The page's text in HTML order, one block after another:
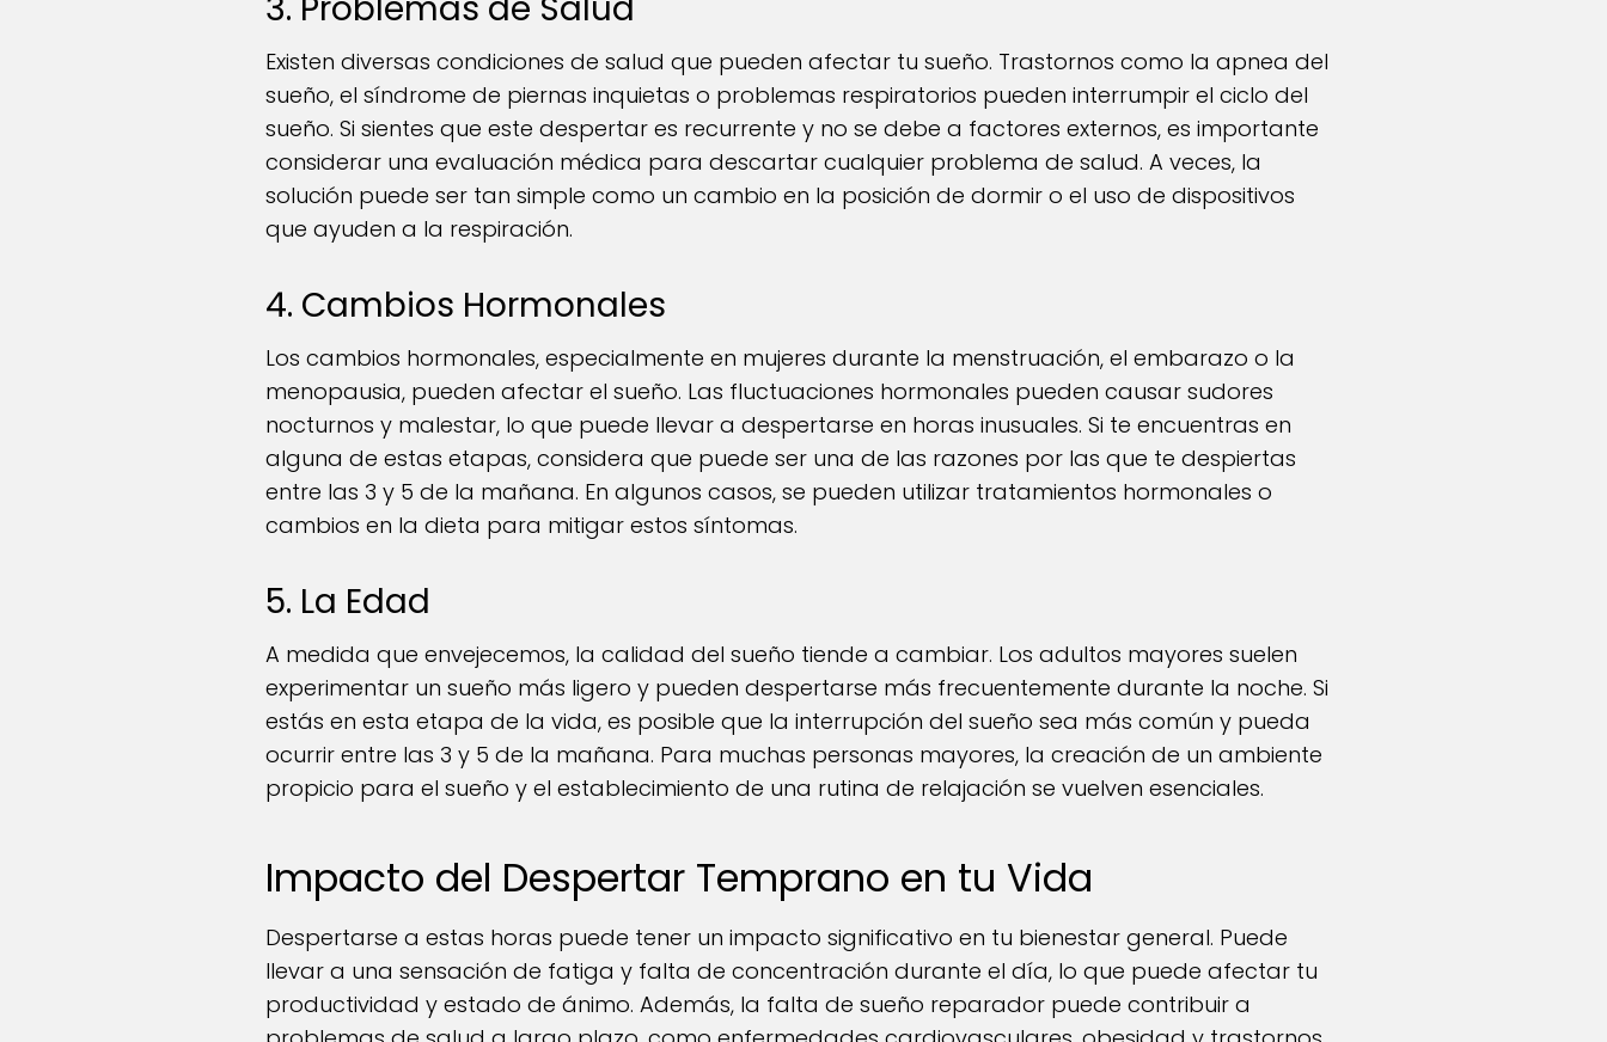
Existen diversas condiciones de salud que pueden afectar tu sueño. Trastornos como la apnea del
sueño, el síndrome de piernas inquietas o problemas respiratorios pueden interrumpir el ciclo del
sueño. Si sientes que este despertar es recurrente y no se debe a factores externos, es importante
considerar una evaluación médica para descartar cualquier problema de salud. A veces, la
solución puede ser tan simple como un cambio en la posición de dormir o el uso de dispositivos
que ayuden a la respiración.
4. Cambios Hormonales
Los cambios hormonales, especialmente en mujeres durante la menstruación, el embarazo o la
menopausia, pueden afectar el sueño. Las fluctuaciones hormonales pueden causar sudores
nocturnos y malestar, lo que puede llevar a despertarse en horas inusuales. Si te encuentras en
alguna de estas etapas, considera que puede ser una de las razones por las que te despiertas
entre las 3 y 5 de la mañana. En algunos casos, se pueden utilizar tratamientos hormonales o
cambios en la dieta para mitigar estos síntomas.
5. La Edad
A medida que envejecemos, la calidad del sueño tiende a cambiar. Los adultos mayores suelen
experimentar un sueño más ligero y pueden despertarse más frecuentemente durante la noche. Si
estás en esta etapa de la vida, es posible que la interrupción del sueño sea más común y pueda
ocurrir entre las 3 y 5 de la mañana. Para muchas personas mayores, la creación de un ambiente
propicio para el sueño y el establecimiento de una rutina de relajación se vuelven esenciales.
Impacto del Despertar Temprano en tu Vida
Despertarse a estas horas puede tener un impacto significativo en tu bienestar general. Puede
llevar a una sensación de fatiga y falta de concentración durante el día, lo que puede afectar tu
productividad y estado de ánimo. Además, la falta de sueño reparador puede contribuir a